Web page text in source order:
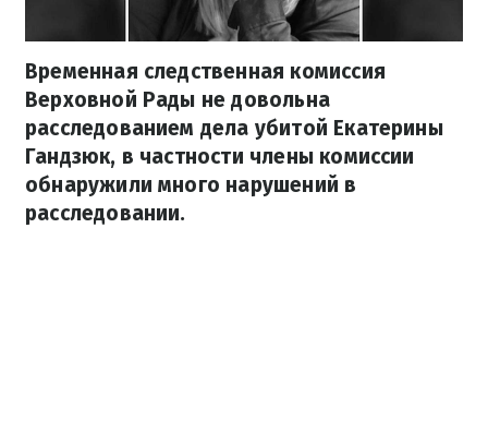
Временная следственная комиссия
Верховной Рады не довольна
расследованием дела убитой Екатерины
Гандзюк, в частности члены комиссии
обнаружили много нарушений в
расследовании.